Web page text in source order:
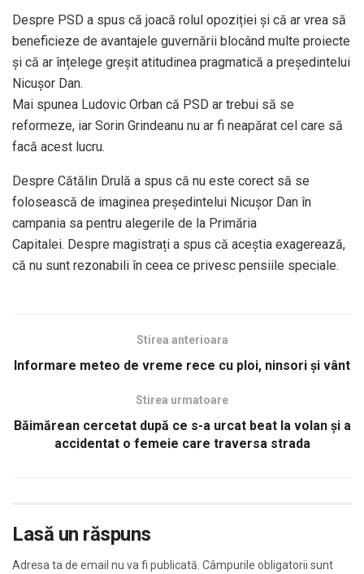
Despre PSD a spus că joacă rolul opoziției și că ar vrea să
beneficieze de avantajele guvernării blocând multe proiecte
și că ar înțelege greșit atitudinea pragmatică a președintelui
Nicușor Dan.
Mai spunea Ludovic Orban că PSD ar trebui să se
reformeze, iar Sorin Grindeanu nu ar fi neapărat cel care să
facă acest lucru.
Despre Cătălin Drulă a spus că nu este corect să se
folosească de imaginea președintelui Nicușor Dan în
campania sa pentru alegerile de la Primăria
Capitalei. Despre magistrați a spus că aceștia exagerează,
că nu sunt rezonabili în ceea ce privesc pensiile speciale.
Stirea anterioara
Informare meteo de vreme rece cu ploi, ninsori și vânt
Stirea urmatoare
Băimărean cercetat după ce s-a urcat beat la volan și a
accidentat o femeie care traversa strada
Lasă un răspuns
Adresa ta de email nu va fi publicată. Câmpurile obligatorii sunt